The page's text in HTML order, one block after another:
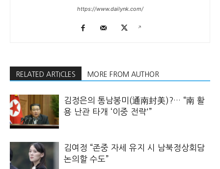
https://www.dailynk.com/
RELATED ARTICLES MORE FROM AUTHOR
김정은의 통남봉미(通南封美)?… “南 활
용 난관 타개 ‘이중 전략'”
김여정 “존중 자세 유지 시 남북정상회담
논의할 수도”